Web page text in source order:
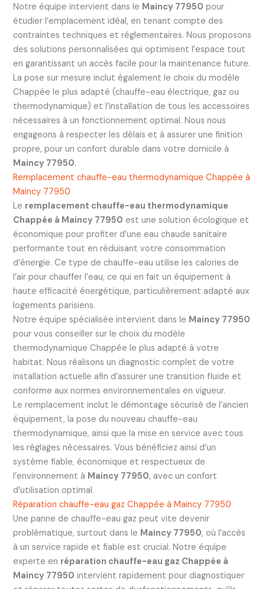
Notre équipe intervient dans le Maincy 77950 pour
étudier l’emplacement idéal, en tenant compte des
contraintes techniques et réglementaires. Nous proposons
des solutions personnalisées qui optimisent l’espace tout
en garantissant un accès facile pour la maintenance future.
La pose sur mesure inclut également le choix du modèle
Chappée le plus adapté (chauffe-eau électrique, gaz ou
thermodynamique) et l’installation de tous les accessoires
nécessaires à un fonctionnement optimal. Nous nous
engageons à respecter les délais et à assurer une finition
propre, pour un confort durable dans votre domicile à
Maincy 77950.
Remplacement chauffe-eau thermodynamique Chappée à
Maincy 77950
Le remplacement chauffe-eau thermodynamique
Chappée à Maincy 77950 est une solution écologique et
économique pour profiter d’une eau chaude sanitaire
performante tout en réduisant votre consommation
d’énergie. Ce type de chauffe-eau utilise les calories de
l’air pour chauffer l’eau, ce qui en fait un équipement à
haute efficacité énergétique, particulièrement adapté aux
logements parisiens.
Notre équipe spécialisée intervient dans le Maincy 77950
pour vous conseiller sur le choix du modèle
thermodynamique Chappée le plus adapté à votre
habitat. Nous réalisons un diagnostic complet de votre
installation actuelle afin d’assurer une transition fluide et
conforme aux normes environnementales en vigueur.
Le remplacement inclut le démontage sécurisé de l’ancien
équipement, la pose du nouveau chauffe-eau
thermodynamique, ainsi que la mise en service avec tous
les réglages nécessaires. Vous bénéficiez ainsi d’un
système fiable, économique et respectueux de
l’environnement à Maincy 77950, avec un confort
d’utilisation optimal.
Réparation chauffe-eau gaz Chappée à Maincy 77950
Une panne de chauffe-eau gaz peut vite devenir
problématique, surtout dans le Maincy 77950, où l’accès
à un service rapide et fiable est crucial. Notre équipe
experte en réparation chauffe-eau gaz Chappée à
Maincy 77950 intervient rapidement pour diagnostiquer